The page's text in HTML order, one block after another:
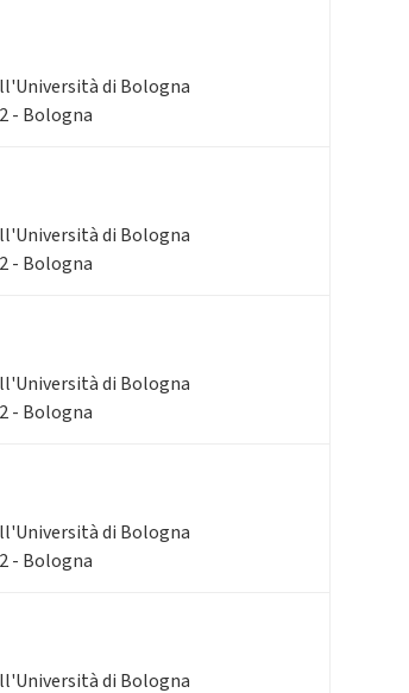
di Bologna
- Bologna
di Bologna
- Bologna
di Bologna
- Bologna
di Bologna
- Bologna
di Bologna